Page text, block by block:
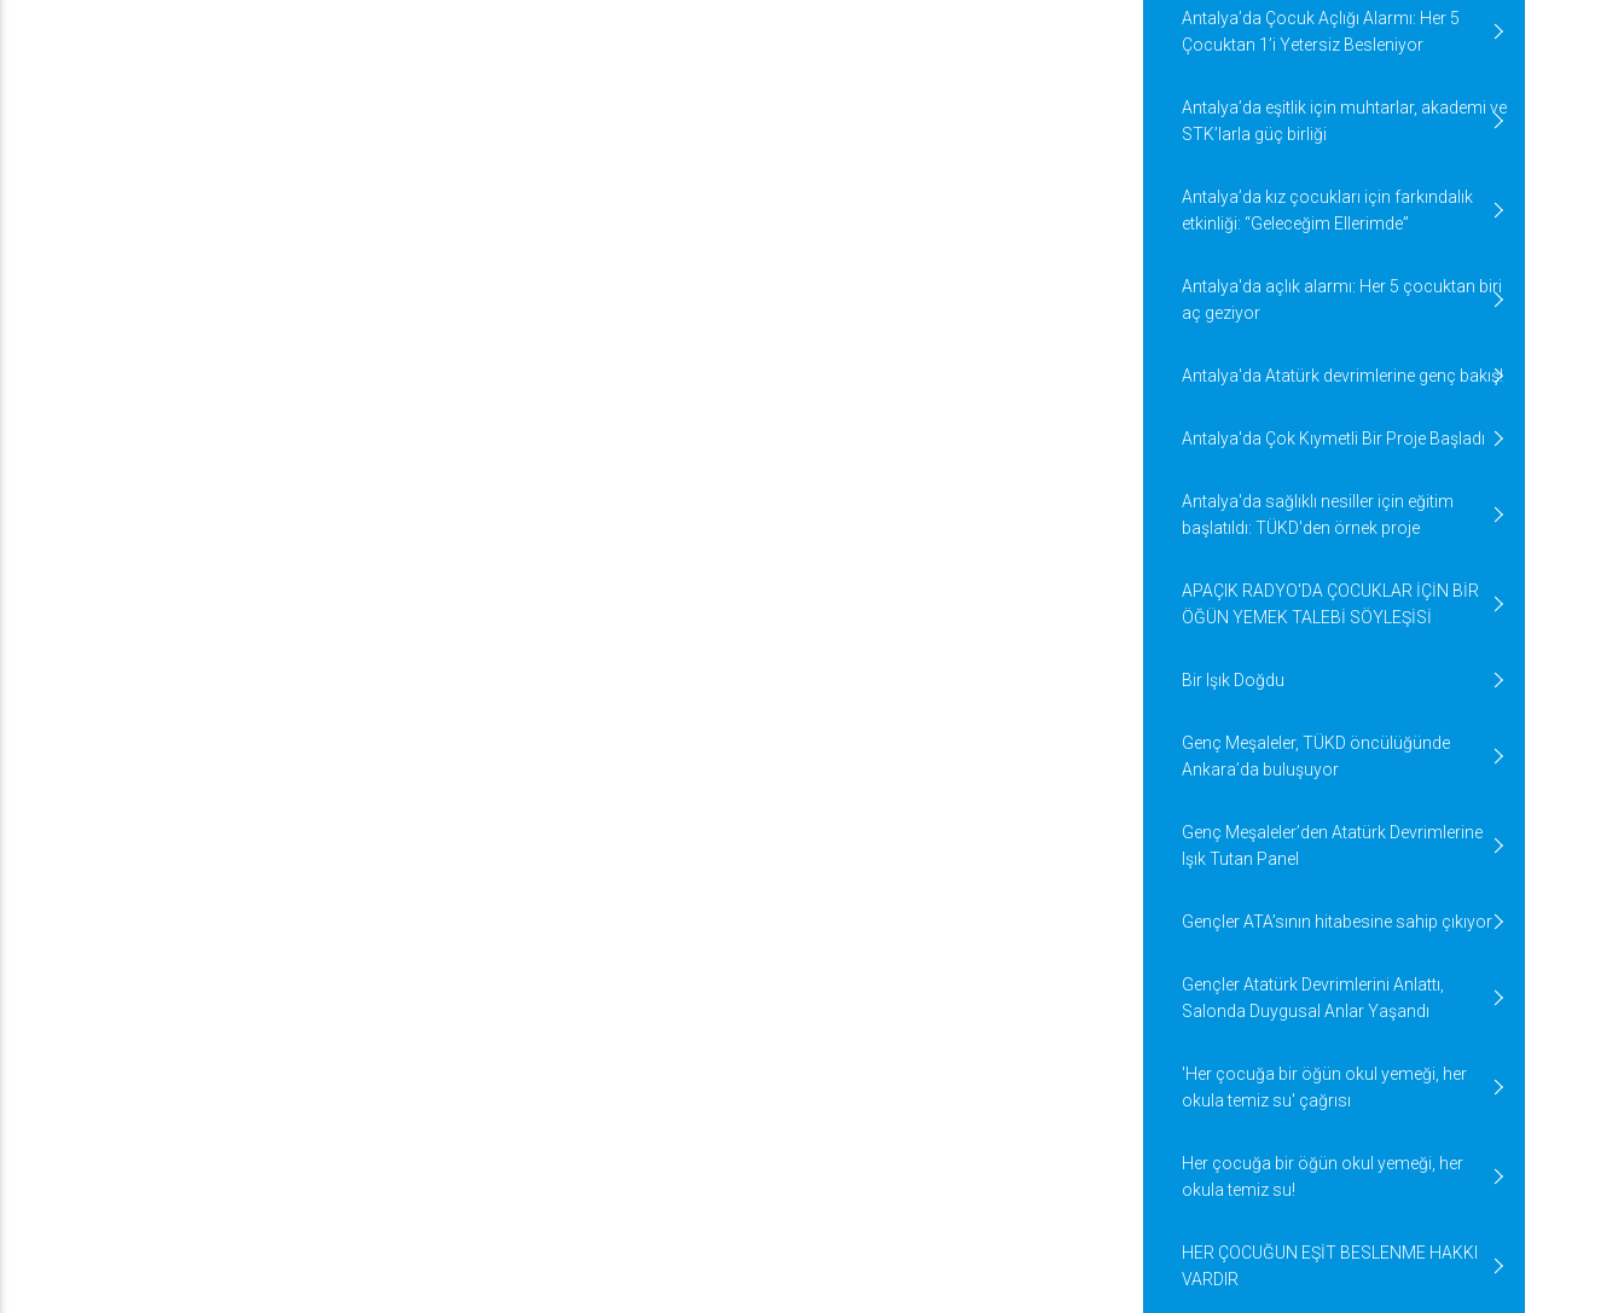
Antalya’da Çocuk Açlığı Alarmı: Her 5
Çocuktan 1’i Yetersiz Besleniyor
Antalya’da eşitlik için muhtarlar, akademi ve
STK’larla güç birliği
Antalya’da kız çocukları için farkındalık
etkinliği: “Geleceğim Ellerimde”
Antalya'da açlık alarmı: Her 5 çocuktan biri
aç geziyor
Antalya'da Atatürk devrimlerine genç bakış!
Antalya'da Çok Kıymetli Bir Proje Başladı
Antalya'da sağlıklı nesiller için eğitim
başlatıldı: TÜKD'den örnek proje
APAÇIK RADYO'DA ÇOCUKLAR İÇİN BİR
ÖĞÜN YEMEK TALEBİ SÖYLEŞİSİ
Bir Işık Doğdu
Genç Meşaleler, TÜKD öncülüğünde
Ankara’da buluşuyor
Genç Meşaleler’den Atatürk Devrimlerine
Işık Tutan Panel
Gençler ATA’sının hitabesine sahip çıkıyor
Gençler Atatürk Devrimlerini Anlattı,
Salonda Duygusal Anlar Yaşandı
'Her çocuğa bir öğün okul yemeği, her
okula temiz su' çağrısı
Her çocuğa bir öğün okul yemeği, her
okula temiz su!
HER ÇOCUĞUN EŞİT BESLENME HAKKI
VARDIR